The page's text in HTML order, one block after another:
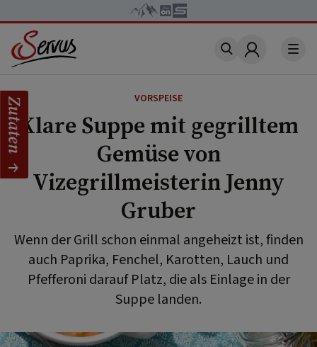
Account
VORSPEISE
Klare Suppe mit gegrilltem
Gemüse von
Vizegrillmeisterin Jenny
Gruber
Wenn der Grill schon einmal angeheizt ist, finden
auch Paprika, Fenchel, Karotten, Lauch und
Pfefferoni darauf Platz, die als Einlage in der
Suppe landen.
Zutaten